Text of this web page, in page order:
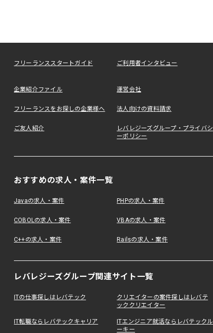
フリーランススタートガイド ご利用者インタビュー
企業紹介ファイル 運営会社
フリーランスをお探しの企業様へ 法人向けの資料請求
ご友人紹介
レバレジーズグループ・プライバシ
ーポリシー
おすすめの求人・案件一覧
Javaの求人・案件 PHPの求人・案件
COBOLの求人・案件 VBAの求人・案件
C++の求人・案件 Railsの求人・案件
レバレジーズグループ関連サイト一覧
ITの仕事探しはレバテック
クリエイターの案件探しはレバテ
ッククリエイター
IT転職ならレバテックキャリア
ITエンジニア就活ならレバテックル
ーキー